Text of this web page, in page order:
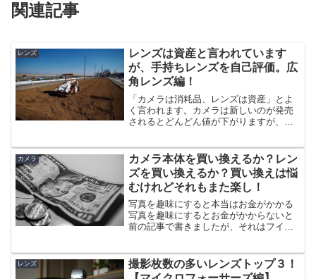
関連記事
レンズ
レンズは資産と言われています
が、手持ちレンズを自己評価。広
角レンズ編！
「カメラは消耗品、レンズは資産」とよ
く言われます。カメラは新しいのが発売
されるとどんどん値が下がりますが、レ
値が下がりにくいと言われています。 た
だ、カメラメーカーが消...
カメラ
カメラ本体を買い換えるか？レン
ズを買い換えるか？買い換えは悩
むけれどそれもまた楽し！
写真を趣味にすると本当はお金がかかる
写真を趣味にするとお金がかからないと
前の記事で書きましたが、それはフイル
ト代などがデジタルの場合はかかりませ
んよということ。初期投...
レンズ
撮影枚数の多いレンズトップ３！